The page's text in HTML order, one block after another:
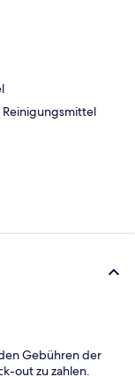
Gebühren der
out zu zahlen.